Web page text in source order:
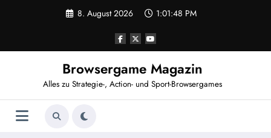
8. August 2026 1:01:48 PM
Browsergame Magazin
Alles zu Strategie-, Action- und Sport-Browsergames